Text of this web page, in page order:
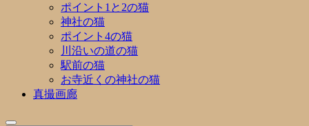
ポイント1と2の猫
神社の猫
ポイント4の猫
川沿いの道の猫
駅前の猫
お寺近くの神社の猫
真撮画廊